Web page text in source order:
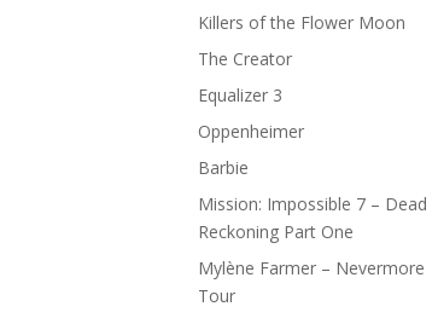
Killers of the Flower Moon
The Creator
Equalizer 3
Oppenheimer
Barbie
Mission: Impossible 7 – Dead
Reckoning Part One
Mylène Farmer – Nevermore
Tour